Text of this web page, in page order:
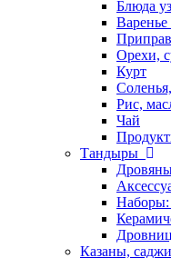
Блюда
Орехи,
Курт
Рис,
Чай
Тандыры
Наборы:
Казаны,